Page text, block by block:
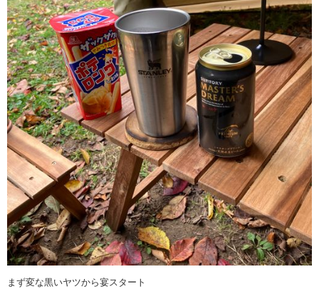
まず変な黒いヤツから宴スタート